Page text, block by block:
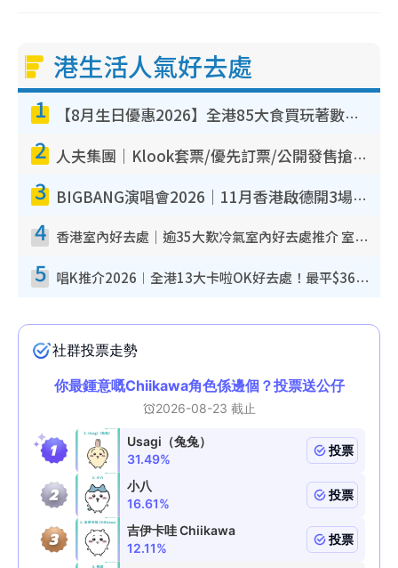
港生活人氣好去處
1 【8月生日優惠2026】全港85大食買玩著數攻略 自助餐/火鍋放題同行免費＋誠品/DONKI送現金券
2 人夫集團｜Klook套票/優先訂票/公開發售搶飛攻略！附票價.購票連結.場地座位表
3 BIGBANG演唱會2026｜11月香港啟德開3場！實名制VIP申請、優先購票攻略
4 香港室內好去處｜逾35大歎冷氣室內好去處推介 室內活動免費避雨無懼落雨
5 唱K推介2026︱全港13大卡啦OK好去處！最平$36起 日文K都有！(附地址+收費詳情)